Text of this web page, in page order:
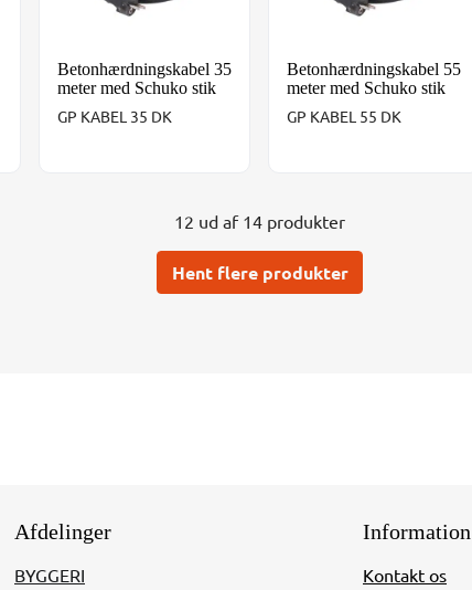
Betonhærdningskabel 35
meter med Schuko stik
GP KABEL 35 DK
Betonhærdningskabel 55
meter med Schuko stik
GP KABEL 55 DK
12 ud af 14 produkter
Hent flere produkter
Afdelinger
BYGGERI
Information
Kontakt os